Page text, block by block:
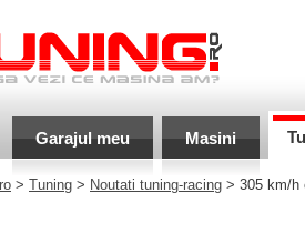
Garajul meu Masini
> Tuning > Noutati tuning-racing > 305 km/h